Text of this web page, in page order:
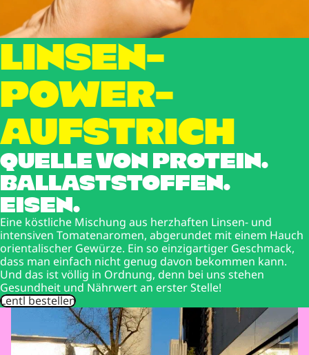
LINSEN-
POWER-
AUFSTRICH
QUELLE VON PROTEIN.
BALLASTSTOFFEN.
EISEN.
Eine köstliche Mischung aus herzhaften Linsen- und
intensiven Tomatenaromen, abgerundet mit einem Hauch
orientalischer Gewürze. Ein so einzigartiger Geschmack,
dass man einfach nicht genug davon bekommen kann.
Und das ist völlig in Ordnung, denn bei uns stehen
Gesundheit und Nährwert an erster Stelle!
Lentl bestellen